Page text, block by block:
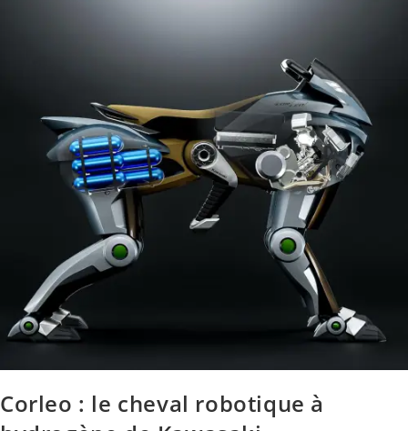
Corleo : le cheval robotique à